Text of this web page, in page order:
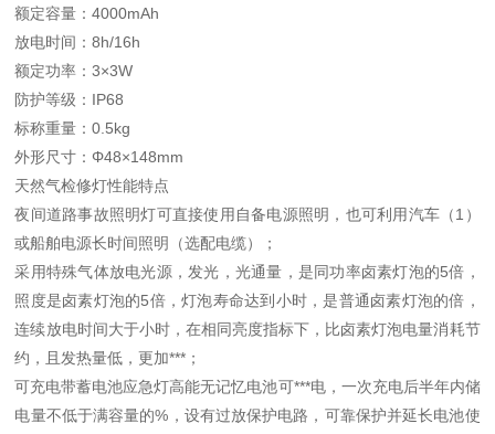
额定容量：4000mAh
放电时间：8h/16h
额定功率：3×3W
防护等级：IP68
标称重量：0.5kg
外形尺寸：Φ48×148mm
天然气检修灯性能特点
夜间道路事故照明灯可直接使用自备电源照明，也可利用汽车（1）
或船舶电源长时间照明（选配电缆）；
采用特殊气体放电光源，发光，光通量，是同功率卤素灯泡的5倍，
照度是卤素灯泡的5倍，灯泡寿命达到小时，是普通卤素灯泡的倍，
连续放电时间大于小时，在相同亮度指标下，比卤素灯泡电量消耗节
约，且发热量低，更加***；
可充电带蓄电池应急灯高能无记忆电池可***电，一次充电后半年内储
电量不低于满容量的%，设有过放保护电路，可靠保护并延长电池使